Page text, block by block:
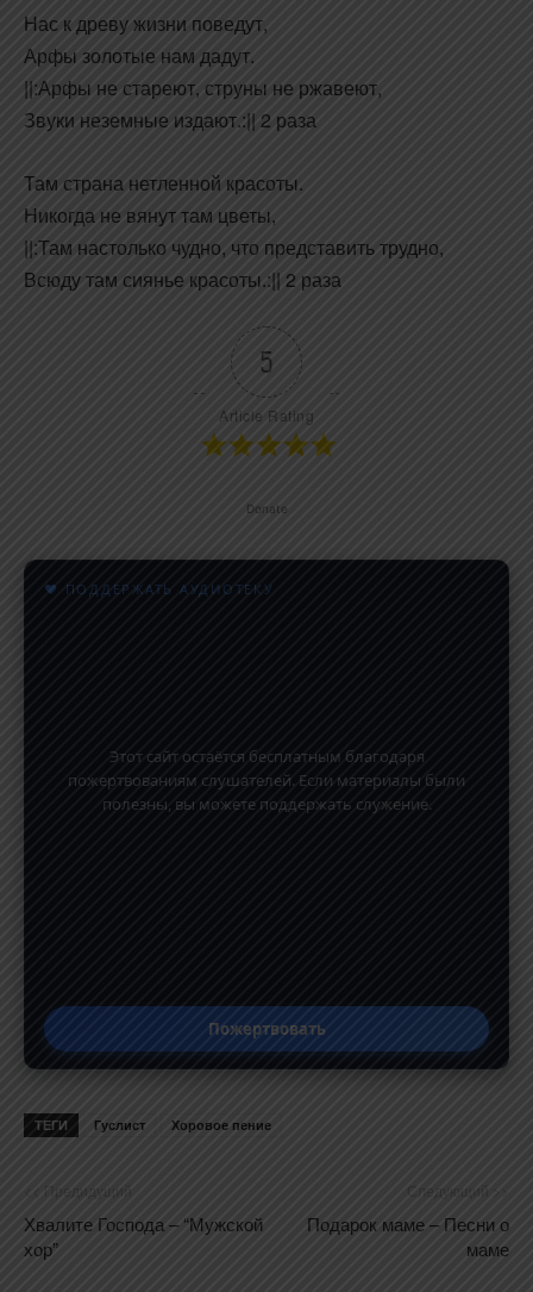
Нас к древу жизни поведут,
Арфы золотые нам дадут.
||:Арфы не стареют, струны не ржавеют,
Звуки неземные издают.:|| 2 раза
Там страна нетленной красоты.
Никогда не вянут там цветы,
||:Там настолько чудно, что представить трудно,
Всюду там сиянье красоты.:|| 2 раза
5
Article Rating
Donate
♥ ПОДДЕРЖАТЬ АУДИОТЕКУ
Этот сайт остаётся бесплатным благодаря
пожертвованиям слушателей. Если материалы были
полезны, вы можете поддержать служение.
Пожертвовать
ТЕГИ Гуслист Хоровое пение
<< Предидущий
Хвалите Господа – “Мужской
хор”
Следующий >>
Подарок маме – Песни о
маме